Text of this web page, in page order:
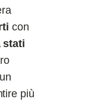
con
più